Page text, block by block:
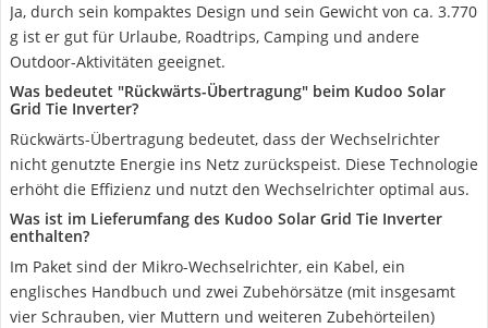
Ja, durch sein kompaktes Design und sein Gewicht von ca. 3.770
g ist er gut für Urlaube, Roadtrips, Camping und andere
Outdoor-Aktivitäten geeignet.
Was bedeutet "Rückwärts-Übertragung" beim Kudoo Solar
Grid Tie Inverter?
Rückwärts-Übertragung bedeutet, dass der Wechselrichter
nicht genutzte Energie ins Netz zurückspeist. Diese Technologie
erhöht die Effizienz und nutzt den Wechselrichter optimal aus.
Was ist im Lieferumfang des Kudoo Solar Grid Tie Inverter
enthalten?
Im Paket sind der Mikro-Wechselrichter, ein Kabel, ein
englisches Handbuch und zwei Zubehörsätze (mit insgesamt
vier Schrauben, vier Muttern und weiteren Zubehörteilen)